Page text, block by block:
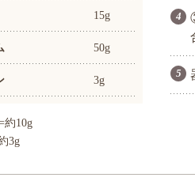
15g
50g
3g
約10g
3g